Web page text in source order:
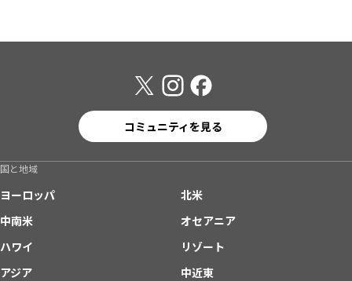
コミュニティを見る
国と地域
ヨーロッパ
北米
中南米
オセアニア
ハワイ
リゾート
アジア
中近東